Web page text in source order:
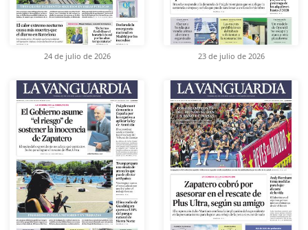
24 de julio de 2026 23 de julio de 2026